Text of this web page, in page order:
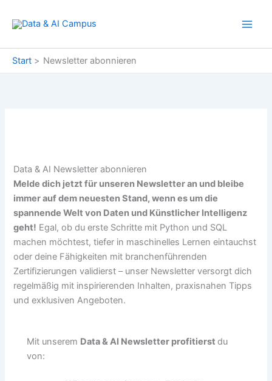
Inhalt
Start Newsletter abonnieren
Data & AI Newsletter abonnieren
Melde dich jetzt für unseren Newsletter an und bleibe
immer auf dem neuesten Stand, wenn es um die
spannende Welt von Daten und Künstlicher Intelligenz
geht! Egal, ob du erste Schritte mit Python und SQL
machen möchtest, tiefer in maschinelles Lernen eintauchst
oder deine Fähigkeiten mit branchenführenden
Zertifizierungen validierst – unser Newsletter versorgt dich
regelmäßig mit inspirierenden Inhalten, praxisnahen Tipps
und exklusiven Angeboten.
Mit unserem Data & AI Newsletter profitierstdu
von: